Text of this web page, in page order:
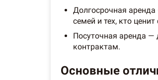
Долгосрочная аренда
семей и тех, кто
Посуточная аренда —
контрактам.
Основные